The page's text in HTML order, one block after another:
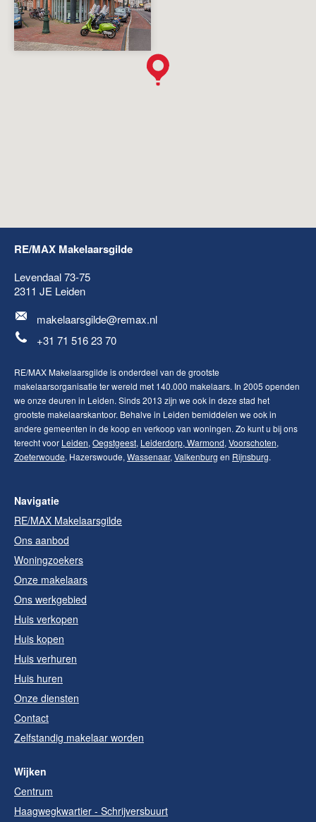
RE/MAX Makelaarsgilde
Levendaal 73-75
2311 JE Leiden
makelaarsgilde@remax.nl
+31 71 516 23 70
RE/MAX Makelaarsgilde is onderdeel van de grootste
makelaarsorganisatie ter wereld met 140.000 makelaars. In 2005 openden
we onze deuren in Leiden. Sinds 2013 zijn we ook in deze stad het
grootste makelaarskantoor. Behalve in Leiden bemiddelen we ook in
andere gemeenten in de koop en verkoop van woningen. Zo kunt u bij ons
terecht voor Leiden, Oegstgeest, Leiderdorp, Warmond, Voorschoten,
Zoeterwoude, Hazerswoude, Wassenaar, Valkenburg en Rijnsburg.
Navigatie
RE/MAX Makelaarsgilde
Ons aanbod
Woningzoekers
Onze makelaars
Ons werkgebied
Huis verkopen
Huis kopen
Huis verhuren
Huis huren
Onze diensten
Contact
Zelfstandig makelaar worden
Wijken
Centrum
Haagwegkwartier - Schrijversbuurt